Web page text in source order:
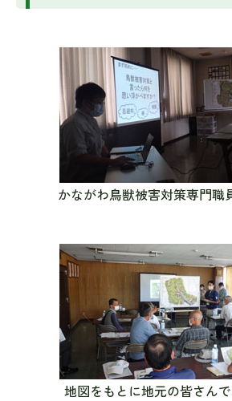
かながわ鳥獣被害対策専門職
地図をもとに地元の皆さん